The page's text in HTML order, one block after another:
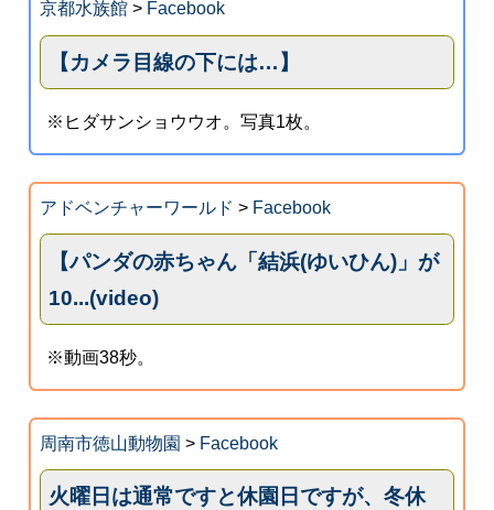
京都水族館> Facebook
【カメラ目線の下には…】
※ヒダサンショウウオ。写真1枚。
アドベンチャーワールド > Facebook
【パンダの赤ちゃん「結浜(ゆいひん)」が
10...(video)
※動画38秒。
周南市徳山動物園 > Facebook
火曜日は通常ですと休園日ですが、冬休